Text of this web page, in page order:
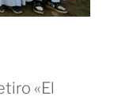
«El